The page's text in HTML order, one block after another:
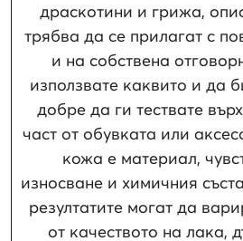
драскотини и грижа,
трябва да се прилагат с
и на собствена
използвате каквито и да
добре да ги тествате
част от обувката или
кожа е материал,
износване и химичния
резултатите могат да
от качеството на лака,